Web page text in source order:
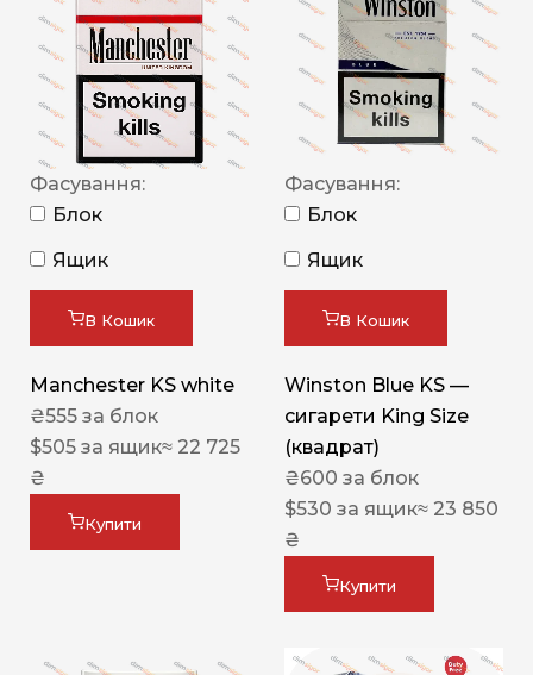
Фасування:
Блок
Ящик
В Кошик
Manchester KS white
₴555 за блок
$505 за ящик≈ 22 725
₴
Купити
Фасування:
Блок
Ящик
В Кошик
Winston Blue KS —
сигарети King Size
(квадрат)
₴600 за блок
$530 за ящик≈ 23 850
₴
Купити